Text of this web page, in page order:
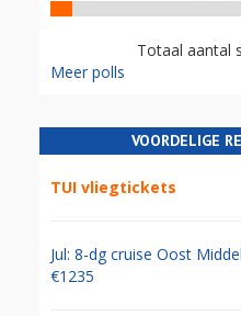
Totaal aantal
Meer polls
VOORDELIGE
TUI vliegtickets
Jul: 8-dg cruise Oost
€1235